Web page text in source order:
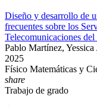
Diseño y desarrollo de
frecuentes sobre los
Telecomunicaciones
Pablo Martínez, Yessica
2025
Físico Matemáticas y
share
Trabajo de grado